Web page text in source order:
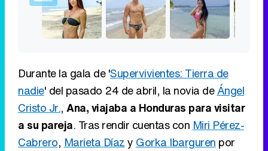
Durante la gala de 'Supervivientes: Tierra de
nadie' del pasado 24 de abril, la novia deÁngel
Cristo Jr., Ana, viajaba a Honduras para visitar
a su pareja. Tras rendir cuentas con Miri Pérez-
Cabrero, Marieta Díazy Gorka Ibarguren por